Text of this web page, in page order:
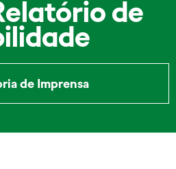
de
de Imprensa